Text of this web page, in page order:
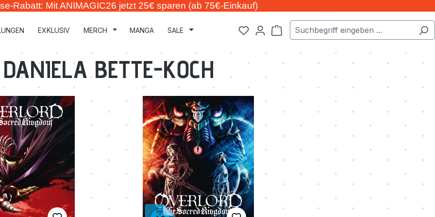
Rabatt: Mit ANIMAGIC26 jetzt 25€ sparen (ab 75€-Einkauf)
EXKLUSIV MERCH MANGA SALE Warenkorb enthält 0 Positionen. Der
DANIELA BETTE-KOCH